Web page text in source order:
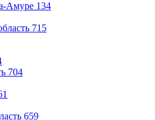
Амуре 134
715
704
659